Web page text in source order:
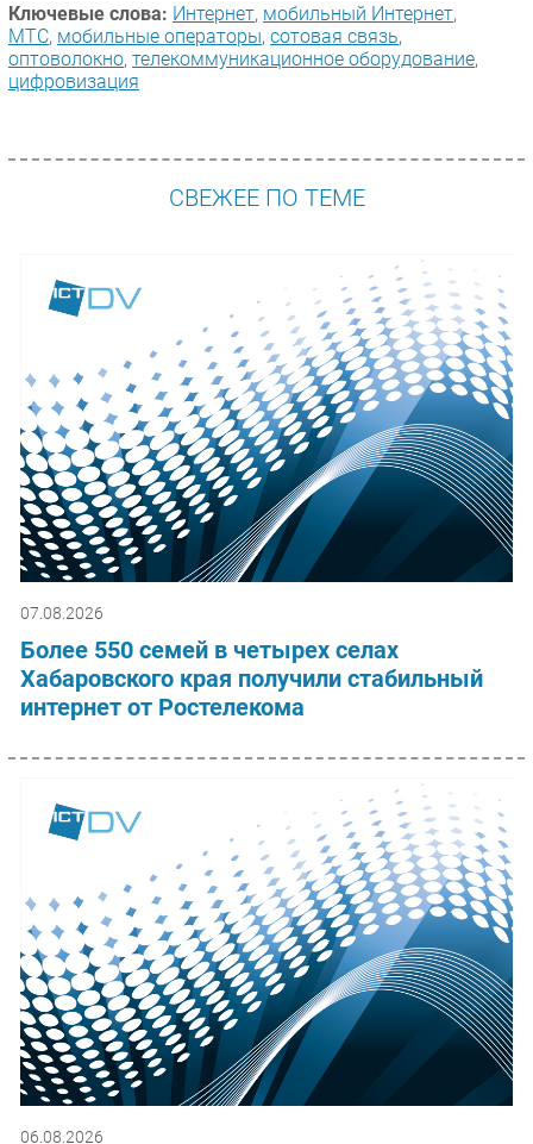
Ключевые слова: Интернет, мобильный Интернет,
МТС, мобильные операторы, сотовая связь,
оптоволокно, телекоммуникационное оборудование,
цифровизация
СВЕЖЕЕ ПО ТЕМЕ
07.08.2026
Более 550 семей в четырех селах
Хабаровского края получили стабильный
интернет от Ростелекома
06.08.2026